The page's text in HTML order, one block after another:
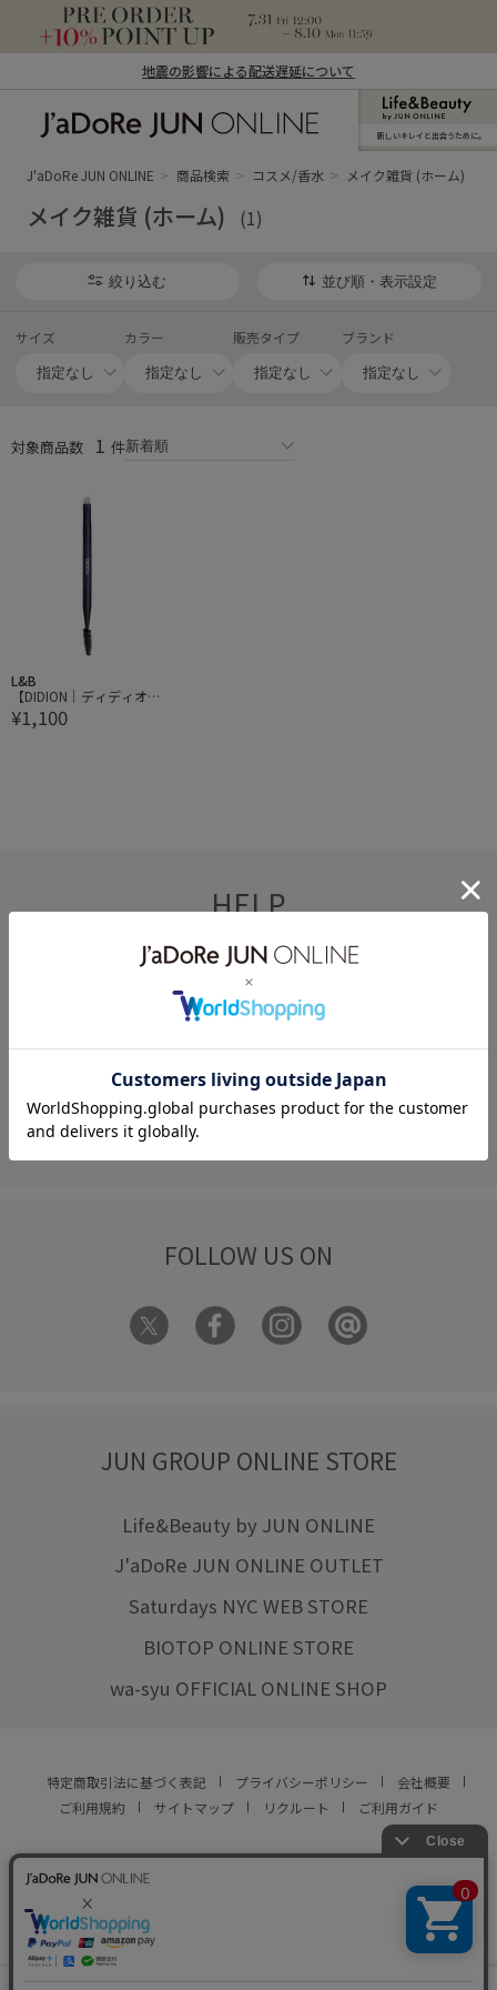
地震の影響による配送遅延について
ン オンライン）
新しいキレイと出合うために。
J'aDoRe JUN ONLINE 商品検索 コスメ/香水 メイク雑貨 (ホーム)
メイク雑貨 (ホーム) (1)
絞り込む 並び順・表示設定
サイズ カラー 販売タイプ ブランド
対象商品数 1 件
L&B
【DIDION｜ディディオ
ン】Original Double End
ed Brush オリジナル ダ
¥1,100
HELP
何かお困りですか？
FAQ
お問い合わせ
フォーム
FOLLOW US ON
JUN GROUP ONLINE STORE
Life&Beauty by JUN ONLINE
J'aDoRe JUN ONLINE OUTLET
Saturdays NYC WEB STORE
BIOTOP ONLINE STORE
wa-syu OFFICIAL ONLINE SHOP
特定商取引法に基づく表記 プライバシーポリシー
会社概要
ご利用規約
サイトマップ リクルート ご利用ガイド
© JUN CO.,LTD. ALL RIGHTS RESERVED.